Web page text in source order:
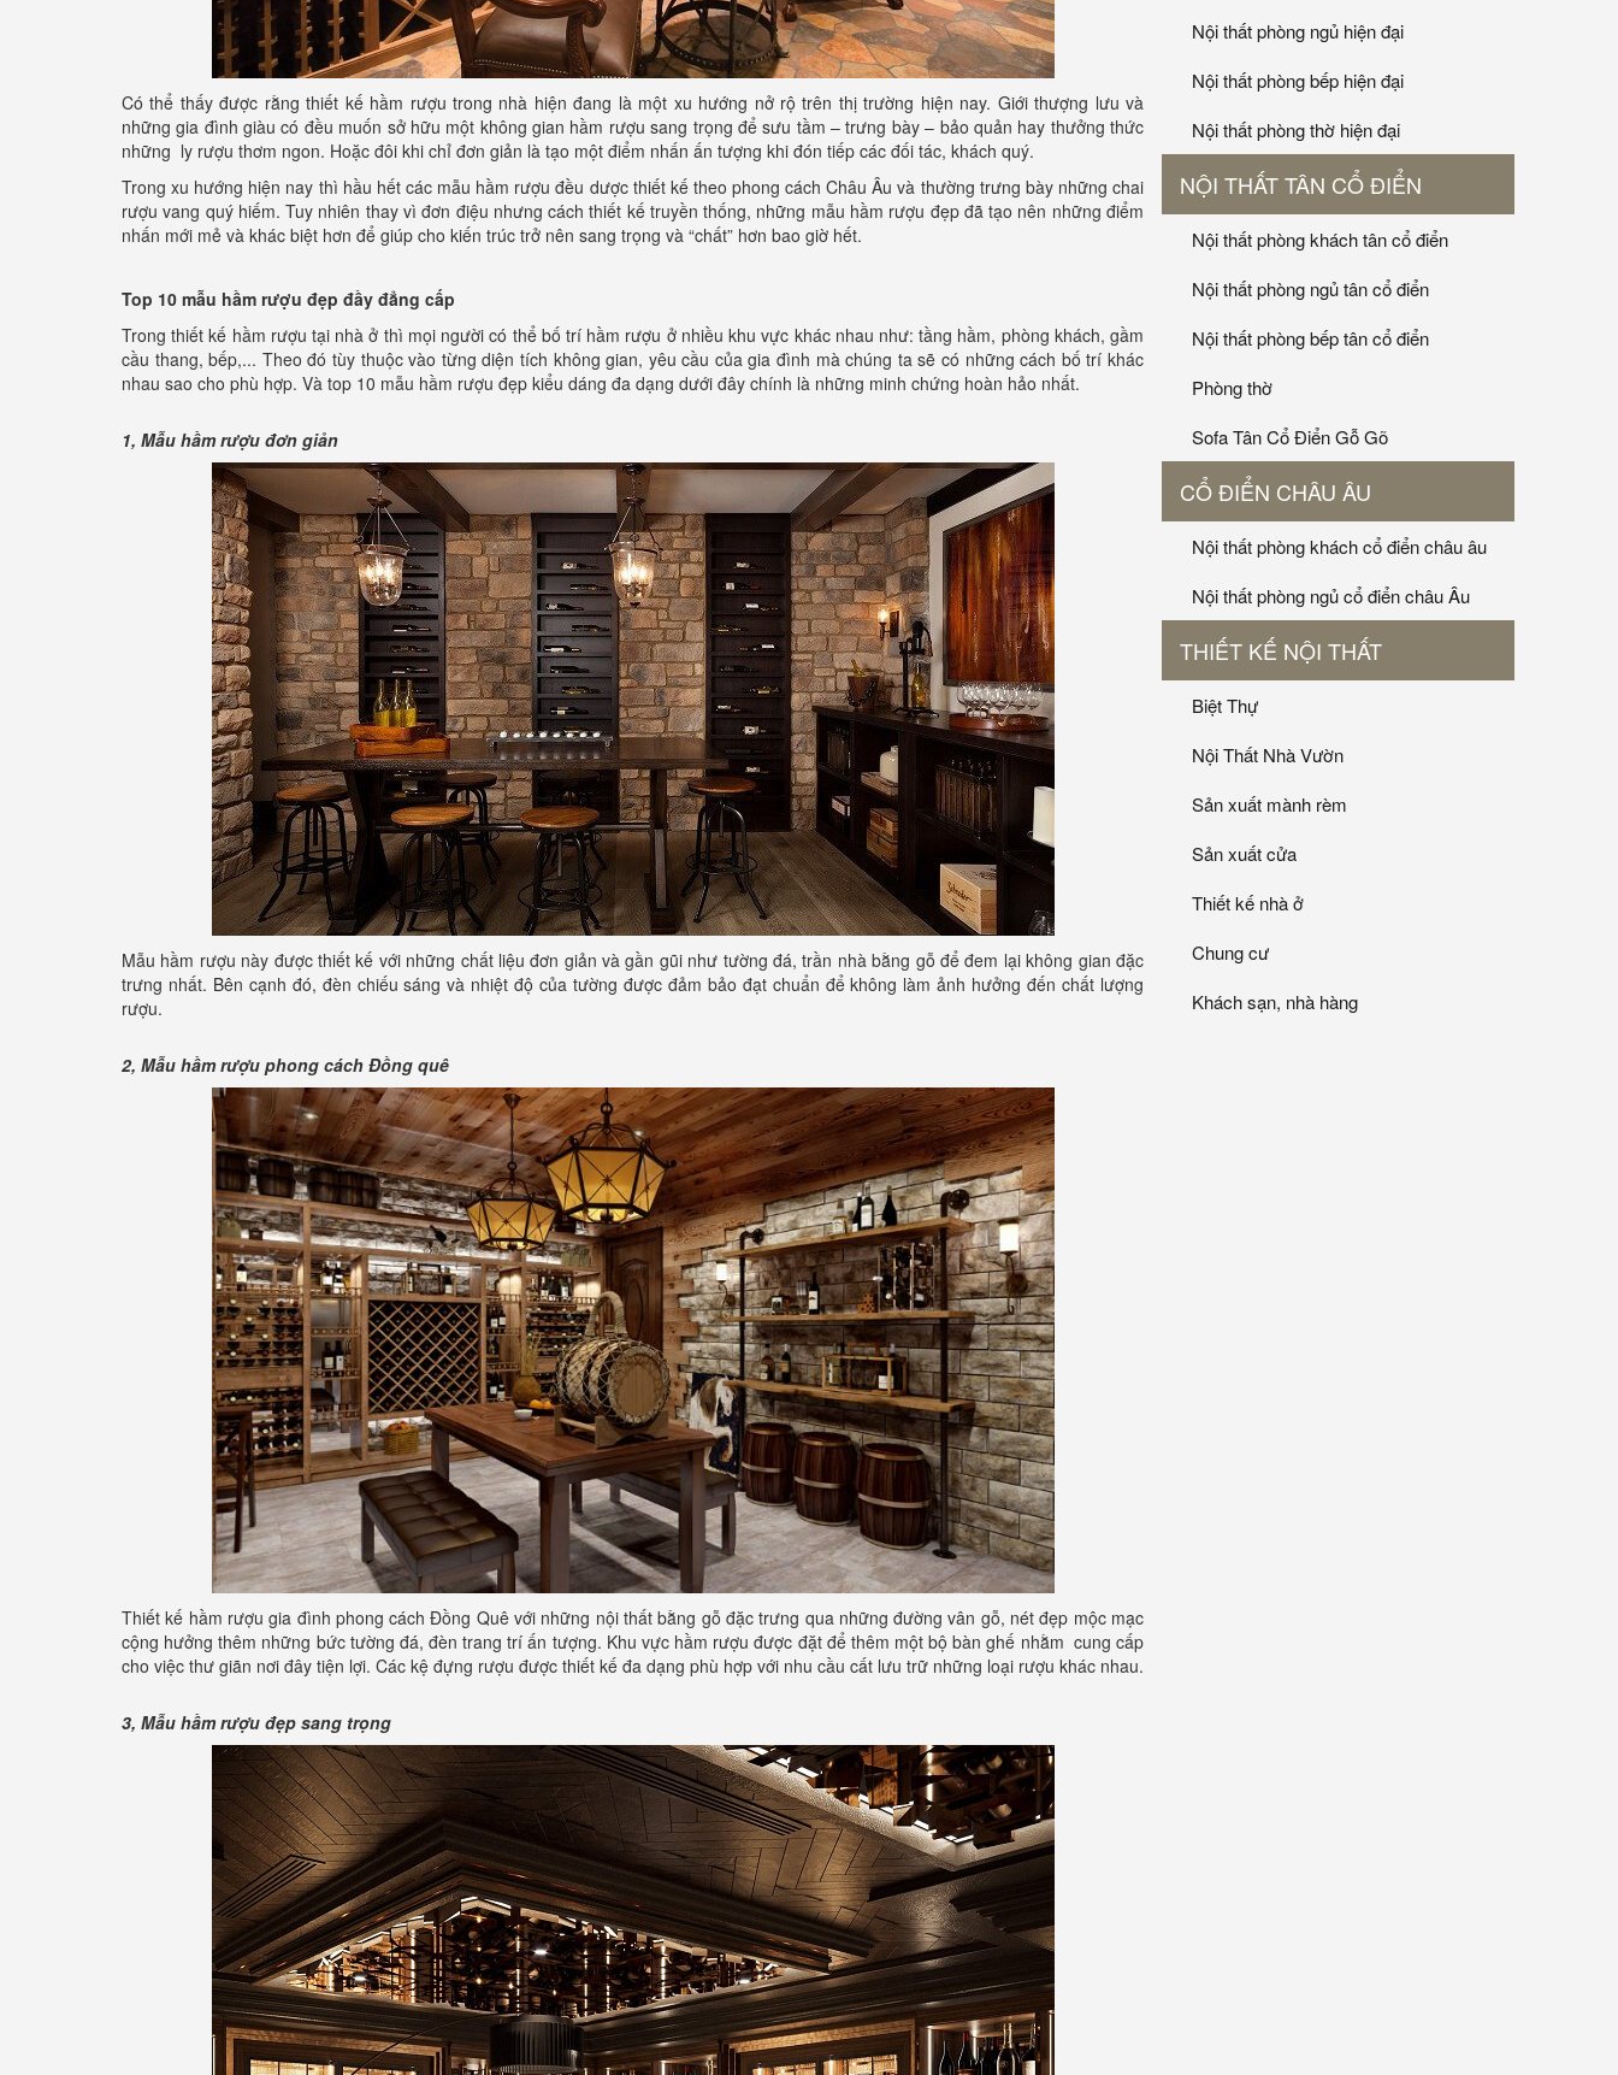
Có thể thấy được rằng thiết kế hầm rượu trong nhà hiện đang là một xu hướng nở rộ trên thị trường hiện nay. Giới thượng lưu và
những gia đình giàu có đều muốn sở hữu một không gian hầm rượu sang trọng để sưu tầm – trưng bày – bảo quản hay thưởng thức
những ly rượu thơm ngon. Hoặc đôi khi chỉ đơn giản là tạo một điểm nhấn ấn tượng khi đón tiếp các đối tác, khách quý.
Trong xu hướng hiện nay thì hầu hết các mẫu hầm rượu đều dược thiết kế theo phong cách Châu Âu và thường trưng bày những chai
rượu vang quý hiếm. Tuy nhiên thay vì đơn điệu nhưng cách thiết kế truyền thống, những mẫu hầm rượu đẹp đã tạo nên những điểm
nhấn mới mẻ và khác biệt hơn để giúp cho kiến trúc trở nên sang trọng và “chất” hơn bao giờ hết.
Top 10 mẫu hầm rượu đẹp đầy đẳng cấp
Trong thiết kế hầm rượu tại nhà ở thì mọi người có thể bố trí hầm rượu ở nhiều khu vực khác nhau như: tầng hầm, phòng khách, gầm
cầu thang, bếp,... Theo đó tùy thuộc vào từng diện tích không gian, yêu cầu của gia đình mà chúng ta sẽ có những cách bố trí khác
nhau sao cho phù hợp. Và top 10 mẫu hầm rượu đẹp kiểu dáng đa dạng dưới đây chính là những minh chứng hoàn hảo nhất.
1, Mẫu hầm rượu đơn giản
Mẫu hầm rượu này được thiết kế với những chất liệu đơn giản và gần gũi như tường đá, trần nhà bằng gỗ để đem lại không gian đặc
trưng nhất. Bên cạnh đó, đèn chiếu sáng và nhiệt độ của tường được đảm bảo đạt chuẩn để không làm ảnh hưởng đến chất lượng
rượu.
2, Mẫu hầm rượu phong cách Đồng quê
Thiết kế hầm rượu gia đình phong cách Đồng Quê với những nội thất bằng gỗ đặc trưng qua những đường vân gỗ, nét đẹp mộc mạc
cộng hưởng thêm những bức tường đá, đèn trang trí ấn tượng. Khu vực hầm rượu được đặt để thêm một bộ bàn ghế nhằm cung cấp
cho việc thư giãn nơi đây tiện lợi. Các kệ đựng rượu được thiết kế đa dạng phù hợp với nhu cầu cất lưu trữ những loại rượu khác nhau.
3, Mẫu hầm rượu đẹp sang trọng
Nội thất phòng ngủ hiện đại
Nội thất phòng bếp hiện đại
Nội thất phòng thờ hiện đại
NỘI THẤT TÂN CỔ ĐIỂN
Nội thất phòng khách tân cổ điển
Nội thất phòng ngủ tân cổ điển
Nội thất phòng bếp tân cổ điển
Phòng thờ
Sofa Tân Cổ Điển Gỗ Gõ
CỔ ĐIỂN CHÂU ÂU
Nội thất phòng khách cổ điển châu âu
Nội thất phòng ngủ cổ điển châu Âu
THIẾT KẾ NỘI THẤT
Biệt Thự
Nội Thất Nhà Vườn
Sản xuất mành rèm
Sản xuất cửa
Thiết kế nhà ở
Chung cư
Khách sạn, nhà hàng